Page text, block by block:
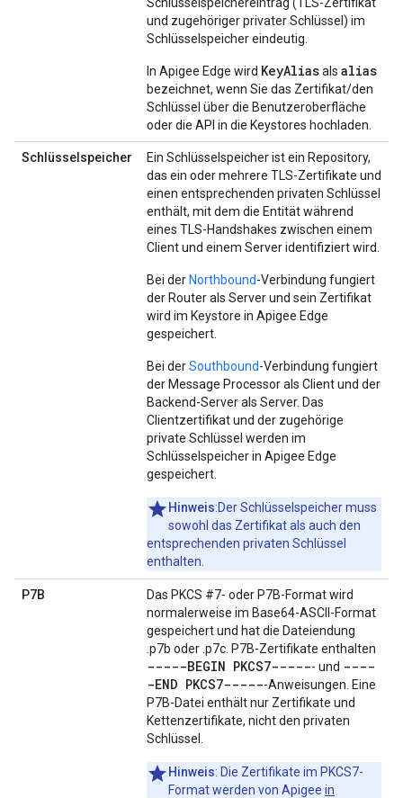
und zugehöriger privater Schlüssel) im
Schlüsselspeicher eindeutig.
In Apigee Edge wird KeyAliasals alias
bezeichnet, wenn Sie das Zertifikat/den
Schlüssel über die Benutzeroberfläche
oder die API in die Keystores hochladen.
Schlüsselspeicher
Ein Schlüsselspeicher ist ein Repository,
das ein oder mehrere TLS-Zertifikate und
einen entsprechenden privaten Schlüssel
enthält, mit dem die Entität während
eines TLS-Handshakes zwischen einem
Client und einem Server identifiziert wird.
Bei der Northbound-Verbindung fungiert
der Router als Server und sein Zertifikat
wird im Keystore in Apigee Edge
gespeichert.
Bei derSouthbound-Verbindung fungiert
der Message Processor als Client und der
Backend-Server als Server. Das
Clientzertifikat und der zugehörige
private Schlüssel werden im
Schlüsselspeicher in Apigee Edge
gespeichert.
Hinweis:Der Schlüsselspeicher muss
sowohl das Zertifikat als auch den
entsprechenden privaten Schlüssel
enthalten.
P7B
Das PKCS #7- oder P7B-Format wird
normalerweise im Base64-ASCII-Format
gespeichert und hat die Dateiendung
.p7b oder .p7c. P7B-Zertifikate enthalten
-----BEGIN PKCS7------ und ----
-END PKCS7------Anweisungen. Eine
P7B-Datei enthält nur Zertifikate und
Kettenzertifikate, nicht den privaten
Schlüssel.
Hinweis: Die Zertifikate im PKCS7-
Format werden von Apigee in